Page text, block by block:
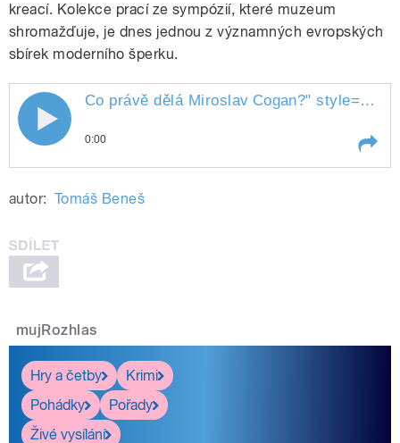
kreací. Kolekce prací ze sympózií, které muzeum
shromažďuje, je dnes jednou z významných evropských
sbírek moderního šperku.
pause
Co právě dělá Miroslav Cogan?" style="">
0:00
autor: Tomáš Beneš
mujRozhlas
Hry a četby
Krimi
Pohádky
Pořady
Živé vysílání